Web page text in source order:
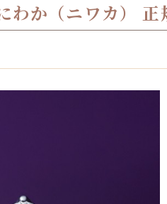
か（ニワカ） 正